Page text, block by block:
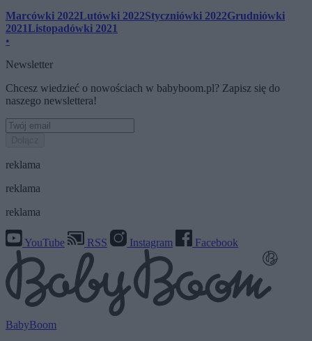
Marcówki 2022Lutówki 2022Styczniówki 2022Grudniówki
2021Listopadówki 2021
•
Newsletter
Chcesz wiedzieć o nowościach w babyboom.pl? Zapisz się do
naszego newslettera!
reklama
reklama
reklama
YouTube RSS Instagram Facebook
BabyBoom